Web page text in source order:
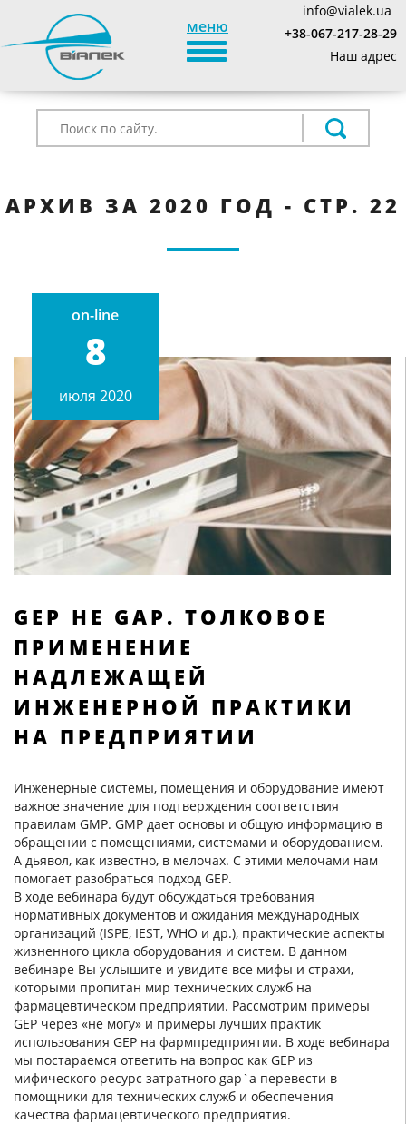
меню
TOGGLE_NAVIGATION
info@vialek.ua
+38-067-217-28-29
Наш адрес
АРХИВ ЗА 2020 ГОД - СТР. 22
on-line
8
июля 2020
GEP НЕ GAP. ТОЛКОВОЕ
ПРИМЕНЕНИЕ
НАДЛЕЖАЩЕЙ
ИНЖЕНЕРНОЙ ПРАКТИКИ
НА ПРЕДПРИЯТИИ
Инженерные системы, помещения и оборудование имеют
важное значение для подтверждения соответствия
правилам GMP. GMP дает основы и общую информацию в
обращении с помещениями, системами и оборудованием.
А дьявол, как известно, в мелочах. С этими мелочами нам
помогает разобраться подход GEP.
В ходе вебинара будут обсуждаться требования
нормативных документов и ожидания международных
организаций (ISPE, IEST, WHO и др.), практические аспекты
жизненного цикла оборудования и систем. В данном
вебинаре Вы услышите и увидите все мифы и страхи,
которыми пропитан мир технических служб на
фармацевтическом предприятии. Рассмотрим примеры
GEP через «не могу» и примеры лучших практик
использования GEP на фармпредприятии. В ходе вебинара
мы постараемся ответить на вопрос как GEP из
мифического ресурс затратного gap`а перевести в
помощники для технических служб и обеспечения
качества фармацевтического предприятия.